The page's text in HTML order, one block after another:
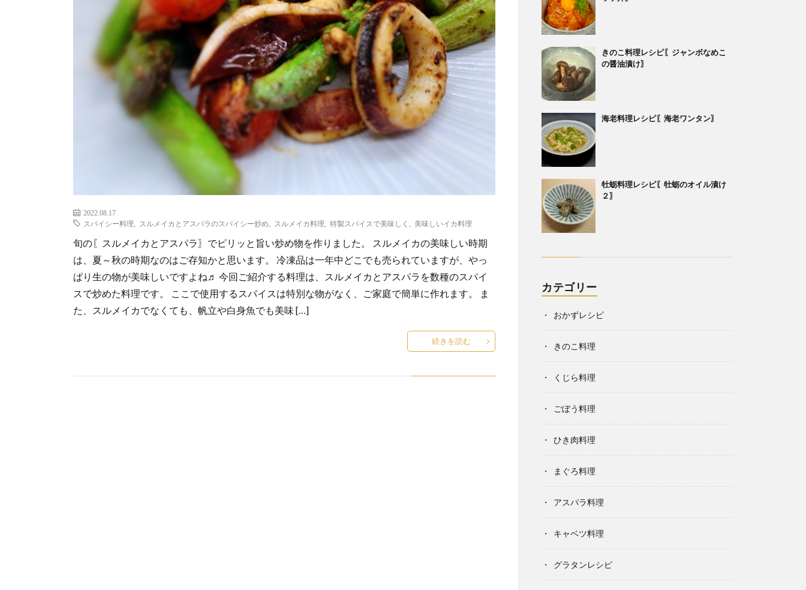
2022.08.17
スパイシー料理
スルメイカとアスパラのスパイシー炒め スルメイカ料理 特製スパイスで美味しく 美味しいイカ料理
旬の〖スルメイカとアスパラ〗でピリッと旨い炒め物を作りました。 スルメイカの美味しい時期
は、夏～秋の時期なのはご存知かと思います。 冷凍品は一年中どこでも売られていますが、やっ
ぱり生の物が美味しいですよね♬ 今回ご紹介する料理は、スルメイカとアスパラを数種のスパイ
スで炒めた料理です。 ここで使用するスパイスは特別な物がなく、ご家庭で簡単に作れます。 ま
た、スルメイカでなくても、帆立や白身魚でも美味 […]
続きを読む
きのこ料理レシピ〖ジャンボなめこ
の醤油漬け〗
海老料理レシピ〖海老ワンタン〗
牡蛎料理レシピ〖牡蛎のオイル漬け
２〗
カテゴリー
おかずレシピ
きのこ料理
くじら料理
ごぼう料理
ひき肉料理
まぐろ料理
アスパラ料理
キャベツ料理
グラタンレシピ